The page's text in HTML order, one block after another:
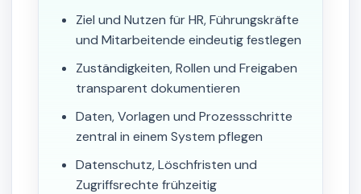
Ziel und Nutzen für HR, Führungskräfte
und Mitarbeitende eindeutig festlegen
Zuständigkeiten, Rollen und Freigaben
transparent dokumentieren
Daten, Vorlagen und Prozessschritte
zentral in einem System pflegen
Datenschutz, Löschfristen und
Zugriffsrechte frühzeitig